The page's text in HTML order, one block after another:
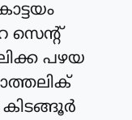
സെന്റ്
പഴയ